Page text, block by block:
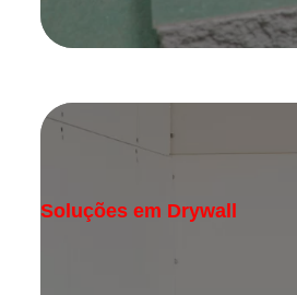
Soluções em Drywall